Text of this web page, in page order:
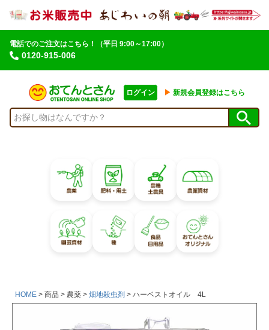
電話でのご注文はこちら！
0120-915-006
（平日 9:00～17:00）
ログイン ▶︎ 新規会員登録はこちら
HOME 商品 農薬 畑地殺虫剤 ハーベストオイル 4L